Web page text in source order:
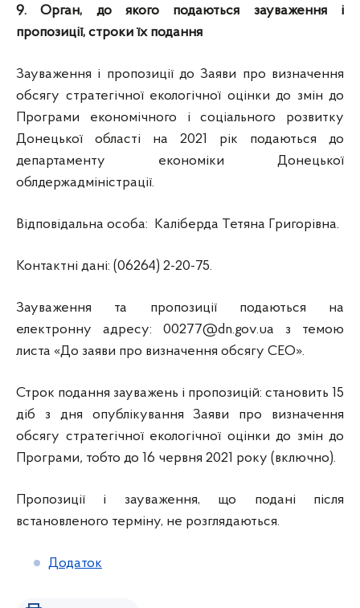
9. Орган, до якого подаються зауваження і
пропозиції, строки їх подання
Зауваження і пропозиції до Заяви про визначення
обсягу стратегічної екологічної оцінки до змін до
Програми економічного і соціального розвитку
Донецької області на 2021 рік подаються до
департаменту економіки Донецької
облдержадміністрації.
Відповідальна особа: Каліберда Тетяна Григорівна.
Контактні дані: (06264) 2-20-75.
Зауваження та пропозиції подаються на
електронну адресу: 00277@dn.gov.ua з темою
листа «До заяви про визначення обсягу СЕО».
Строк подання зауважень і пропозицій: становить 15
діб з дня опублікування Заяви про визначення
обсягу стратегічної екологічної оцінки до змін до
Програми, тобто до 16 червня 2021 року (включно).
Пропозиції і зауваження, що подані після
встановленого терміну, не розглядаються.
Додаток